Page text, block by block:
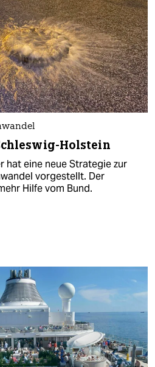
Holstein
hat eine neue Strategie zur
vorgestellt. Der
Hilfe vom Bund.